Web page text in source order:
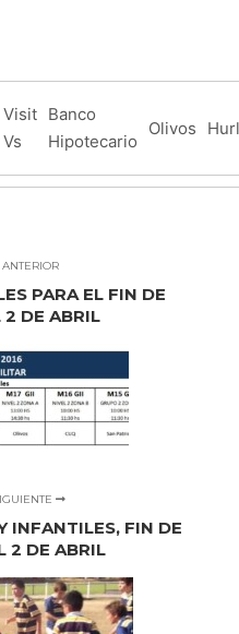
Visit
Vs
Banco
Hipotecario
Olivos
PARA EL FIN DE
2 DE ABRIL
INFANTILES, FIN DE
2 DE ABRIL